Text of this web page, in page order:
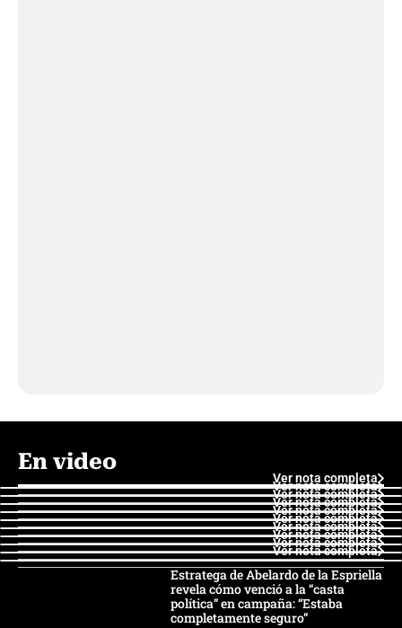
En video
Ver nota completa
Ver nota completa
Ver nota completa
Ver nota completa
Ver nota completa
Ver nota completa
Ver nota completa
Ver nota completa
Ver nota completa
Ver nota completa
Estratega de Abelardo de la Espriella
revela cómo venció a la “casta
política” en campaña: “Estaba
completamente seguro”